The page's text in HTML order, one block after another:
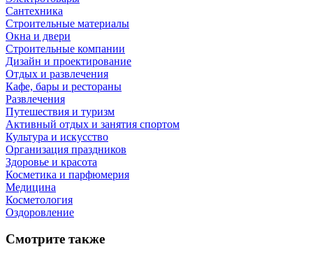
Сантехника
Строительные материалы
Окна и двери
Строительные компании
Дизайн и проектирование
Отдых и развлечения
Кафе, бары и рестораны
Развлечения
Путешествия и туризм
Активный отдых и занятия спортом
Культура и искусство
Организация праздников
Здоровье и красота
Косметика и парфюмерия
Медицина
Косметология
Оздоровление
Смотрите также